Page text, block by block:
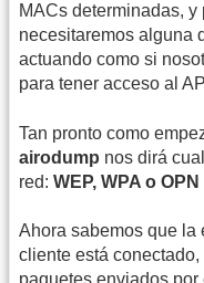
MACs determinadas,
necesitaremos alguna
actuando como si
para tener acceso al
Tan pronto como
airodump nos dirá
red: WEP, WPA o OPN
Ahora sabemos que la
cliente está
paquetes enviados